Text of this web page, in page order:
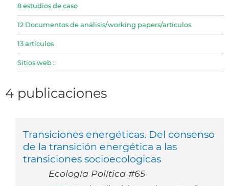
8 estudios de caso
12 Documentos de análisis/working papers/articulos
13 artículos
Sitios web :
4 publicaciones
Transiciones energéticas. Del consenso
de la transición energética a las
transiciones socioecologicas
Ecología Política #65